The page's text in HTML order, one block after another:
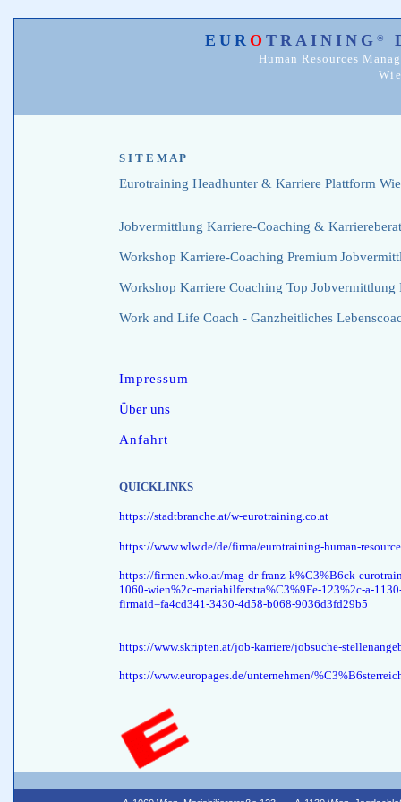
EUR O TRAINING ®
Human Resources
S I T E M A P
Eurotraining Headhunter & Karriere Plattform
Jobvermittlung Karriere-Coaching &
Workshop Karriere-Coaching Premium
Workshop Karriere Coaching Top Jobvermittlung
Work and Life Coach - Ganzheitliches
Impressum
Über uns
Anfahrt
QUICKLINKS
https://stadtbranche.at/w-eurotraining.co.at
https://www.wlw.de/de/firma/eurotraining-human-
https://firmen.wko.at/mag-dr-franz-k%C3%B6ck-
1060-wien%2c-mariahilferstra%C3%9Fe-123%2c-a-
firmaid=fa4cd341-3430-4d58-b068-9036d3fd29b5
https://www.skripten.at/job-karriere/jobsuche-
https://www.europages.de/unternehmen/